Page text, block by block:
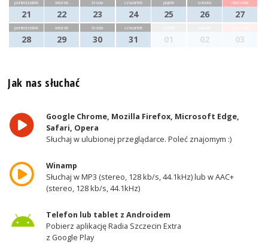
poniedziałek
21
wtorek
22
środa
23
czwartek
24
piątek
25
sobota
26
niedziela
27
poniedziałek
28
wtorek
29
środa
30
czwartek
31 01 02 03
Jak nas słuchać
Google Chrome, Mozilla Firefox, Microsoft Edge,
Safari, Opera
Słuchaj w ulubionej przeglądarce. Poleć znajomym :)
Winamp
Słuchaj w MP3 (stereo, 128 kb/s, 44.1kHz) lub w AAC+
(stereo, 128 kb/s, 44.1kHz)
Telefon lub tablet z Androidem
Pobierz aplikację Radia Szczecin Extra
z Google Play